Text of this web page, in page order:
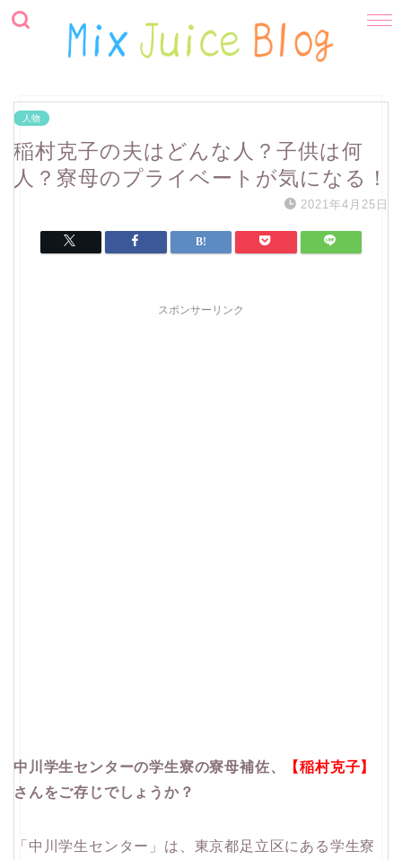
人物
稲村克子の夫はどんな人？子供は何
人？寮母のプライベートが気になる！
2021年4月25日
スポンサーリンク
中川学生センターの学生寮の寮母補佐、
【稲村克子】
さんをご存じでしょうか？
「中川学生センター」は、東京都足立区にある学生寮